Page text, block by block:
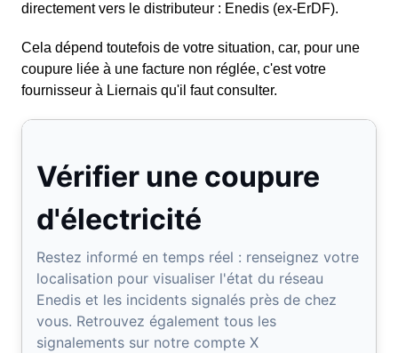
directement vers le distributeur : Enedis (ex-ErDF).
Cela dépend toutefois de votre situation, car, pour une
coupure liée à une facture non réglée, c'est votre
fournisseur à Liernais qu'il faut consulter.